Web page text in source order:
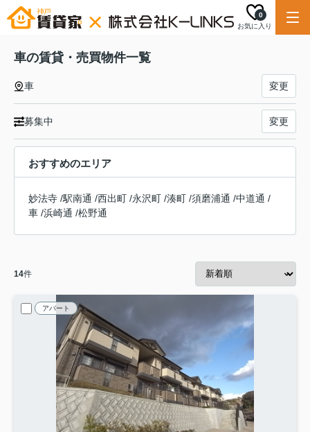
お気に入り
0
車の賃貸・売買物件一覧
車 変更
募集中 変更
おすすめのエリア
妙法寺 /駅南通 /西出町 /永沢町 /湊町 /須磨浦通 /中道通 /
車 /浜崎通 /松野通
14件
アパート